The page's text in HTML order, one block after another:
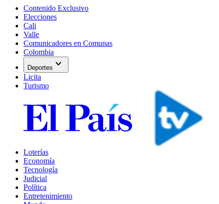
Contenido Exclusivo
Elecciones
Cali
Valle
Comunicadores en Comunas
Colombia
Deportes expand_more
Licita
Turismo
Loterías
Economía
Tecnología
Judicial
Política
Entretenimiento